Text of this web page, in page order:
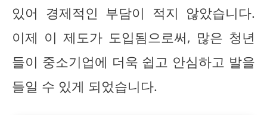
있어 경제적인 부담이 적지 않았습니다.
이제 이 제도가 도입됨으로써, 많은 청년
들이 중소기업에 더욱 쉽고 안심하고 발을
들일 수 있게 되었습니다.